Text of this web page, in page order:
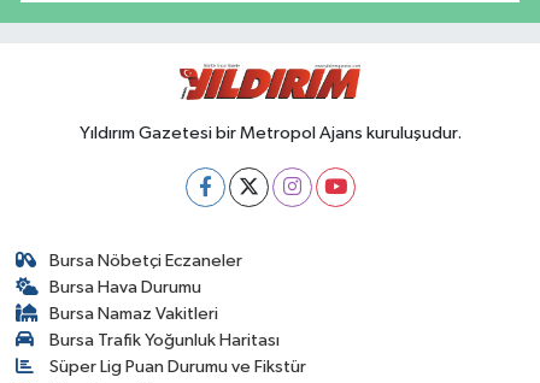
Yıldırım Gazetesi bir Metropol Ajans kuruluşudur.
Bursa Nöbetçi Eczaneler
Bursa Hava Durumu
Bursa Namaz Vakitleri
Bursa Trafik Yoğunluk Haritası
Süper Lig Puan Durumu ve Fikstür